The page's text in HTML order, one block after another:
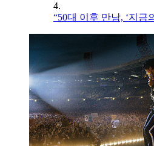
4.
“50대 이후 만남, ‘지금